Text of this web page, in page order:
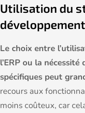
Utilisation du
Le choix entre
l’ERP ou la
spécifiques peut
recours aux
moins coûteux, car